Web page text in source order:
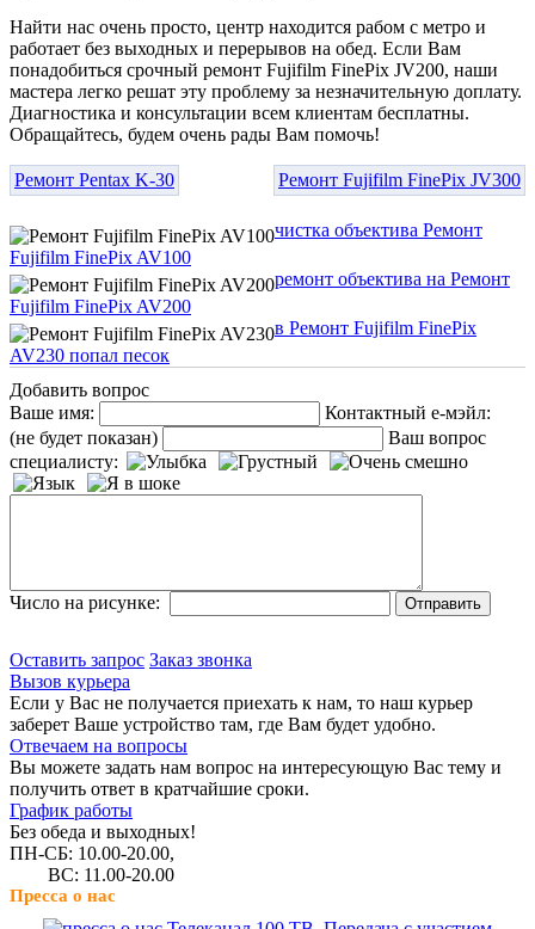
Найти нас очень просто, центр находится рабом с метро и
работает без выходных и перерывов на обед. Если Вам
понадобиться срочный ремонт Fujifilm FinePix JV200, наши
мастера легко решат эту проблему за незначительную доплату.
Диагностика и консультации всем клиентам бесплатны.
Обращайтесь, будем очень рады Вам помочь!
Ремонт Pentax K-30 Ремонт Fujifilm FinePix JV300
чистка объектива Ремонт
Fujifilm FinePix AV100
ремонт объектива на Ремонт
Fujifilm FinePix AV200
в Ремонт Fujifilm FinePix
AV230 попал песок
Добавить вопрос
Ваше имя:
Контактный е-мэйл:
(не будет показан)
Ваш вопрос
специалисту:
Число на рисунке:
Оставить запрос Заказ звонка
Вызов курьера
Если у Вас не получается приехать к нам, то наш курьер
заберет Ваше устройство там, где Вам будет удобно.
Отвечаем на вопросы
Вы можете задать нам вопрос на интересующую Вас тему и
получить ответ в кратчайшие сроки.
График работы
Без обеда и выходных!
ПН-СБ: 10.00-20.00,
ВС: 11.00-20.00
Пресса о нас